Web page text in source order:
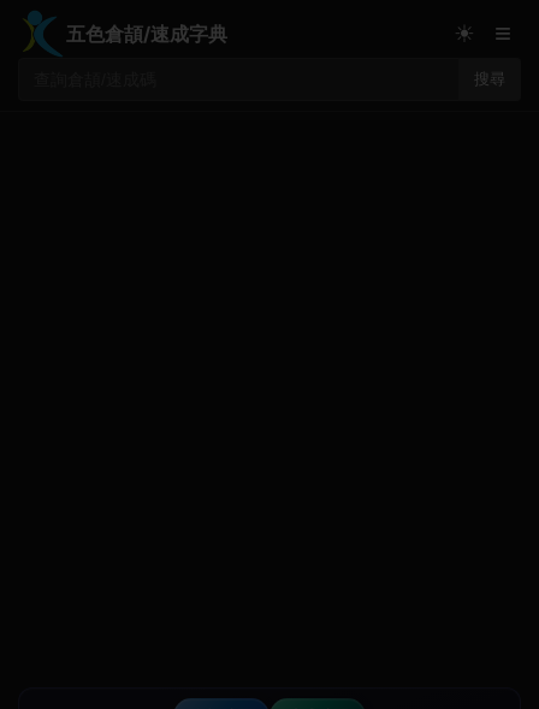
五色倉頡/速成字典
搜尋
☀ ≡